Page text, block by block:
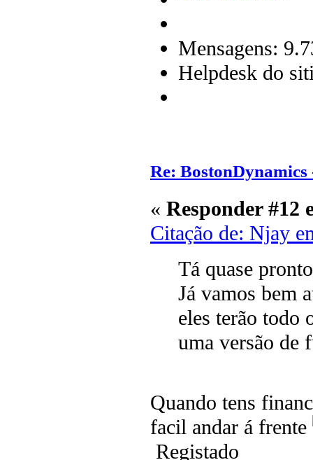
Mensagens:
Helpdesk do
Re:
« Responder #12
Citação de: Njay
Tá quase
Já vamos bem
eles terão todo
uma versão de
Quando tens
facil andar á frente
Registado